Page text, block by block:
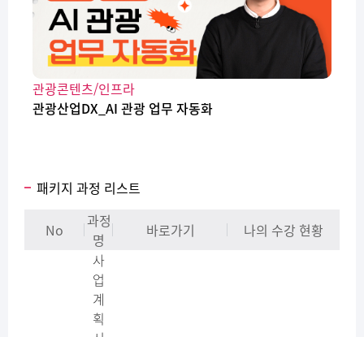
관광콘텐츠/인프라
관광산업DX_AI 관광 업무 자동화
패키지 과정 리스트
No
과정
명
바로가기
나의 수강 현황
사
업
계
획